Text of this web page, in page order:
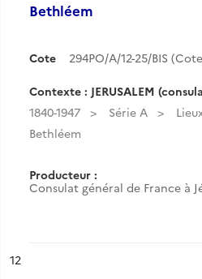
Bethléem
Cote 294PO/A/12-25/BIS
Contexte : JERUSALEM
1840-1947
Série A
Bethléem
Producteur :
Consulat général de France à
n°
12